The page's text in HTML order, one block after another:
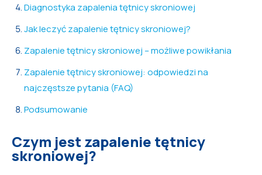
Diagnostyka zapalenia tętnicy skroniowej
Jak leczyć zapalenie tętnicy skroniowej?
Zapalenie tętnicy skroniowej – możliwe powikłania
Zapalenie tętnicy skroniowej: odpowiedzi na
najczęstsze pytania (FAQ)
Podsumowanie
Czym jest zapalenie tętnicy
skroniowej?